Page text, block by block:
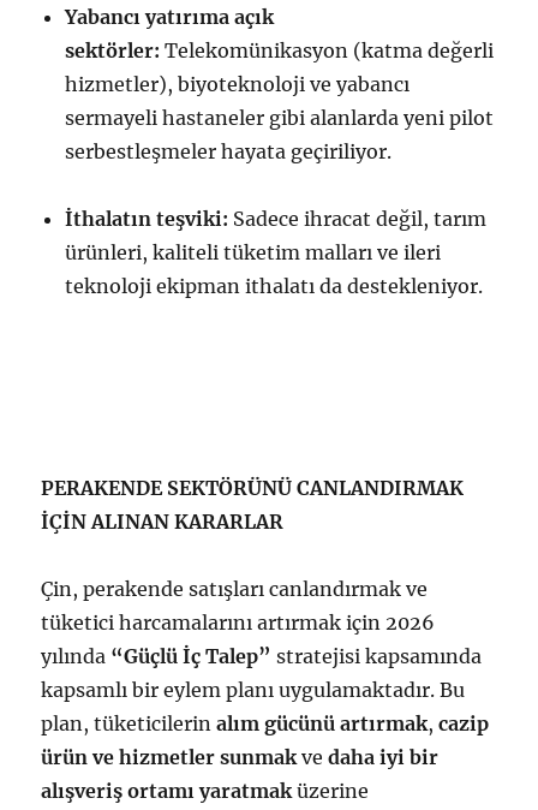
Yabancı yatırıma açık
sektörler: Telekomünikasyon (katma değerli
hizmetler), biyoteknoloji ve yabancı
sermayeli hastaneler gibi alanlarda yeni pilot
serbestleşmeler hayata geçiriliyor.
İthalatın teşviki: Sadece ihracat değil, tarım
ürünleri, kaliteli tüketim malları ve ileri
teknoloji ekipman ithalatı da destekleniyor.
PERAKENDE SEKTÖRÜNÜ CANLANDIRMAK
İÇİN ALINAN KARARLAR
Çin, perakende satışları canlandırmak ve
tüketici harcamalarını artırmak için 2026
yılında “Güçlü İç Talep” stratejisi kapsamında
kapsamlı bir eylem planı uygulamaktadır. Bu
plan, tüketicilerinalım gücünü artırmak,cazip
ürün ve hizmetler sunmakvedaha iyi bir
alışveriş ortamı yaratmaküzerine